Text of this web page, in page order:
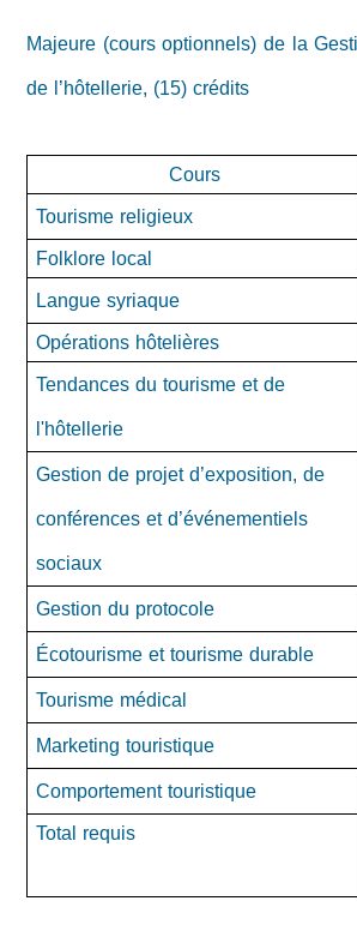
Majeure (cours optionnels) de la
de l’hôtellerie, (15) crédits
Cours
Tourisme religieux
Folklore local
Langue syriaque
Opérations hôtelières
Tendances du tourisme et de
l'hôtellerie
Gestion de projet d’exposition, de
conférences et d’événementiels
sociaux
Gestion du protocole
Écotourisme et tourisme durable
Tourisme médical
Marketing touristique
Comportement touristique
Total requis